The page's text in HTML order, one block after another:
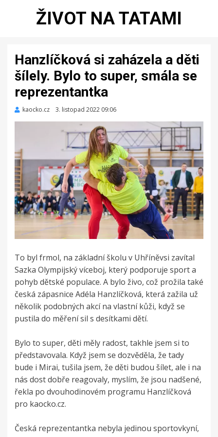
ŽIVOT NA TATAMI
Hanzlíčková si zaházela a děti
šílely. Bylo to super, smála se
reprezentantka
kaocko.cz
Zveřejněno
3. listopad 2022 09:06
To byl frmol, na základní školu v Uhříněvsi zavítal
Sazka Olympijský víceboj, který podporuje sport a
pohyb dětské populace. A bylo živo, což prožila také
česká zápasnice Adéla Hanzlíčková, která zažila už
několik podobných akcí na vlastní kůži, když se
pustila do měření sil s desítkami dětí.
Bylo to super, děti měly radost, takhle jsem si to
představovala. Když jsem se dozvěděla, že tady
bude i Mirai, tušila jsem, že děti budou šílet, ale i na
nás dost dobře reagovaly, myslím, že jsou nadšené,
řekla po dvouhodinovém programu Hanzlíčková
pro kaocko.cz.
Česká reprezentantka nebyla jedinou sportovkyní,